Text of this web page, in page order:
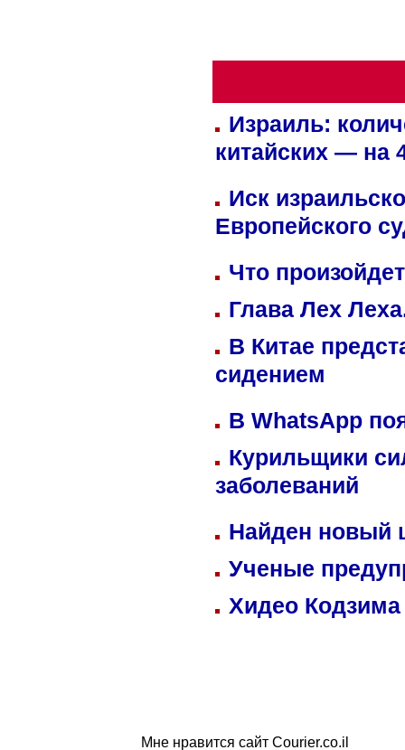
Израиль:
китайских — на
Иск
Европейского
Что
Глава Лех
В Китае
сидением
В WhatsApp
Курильщики
заболеваний
Найден
Ученые
Хидео
Мне нравится сайт Courier.co.il